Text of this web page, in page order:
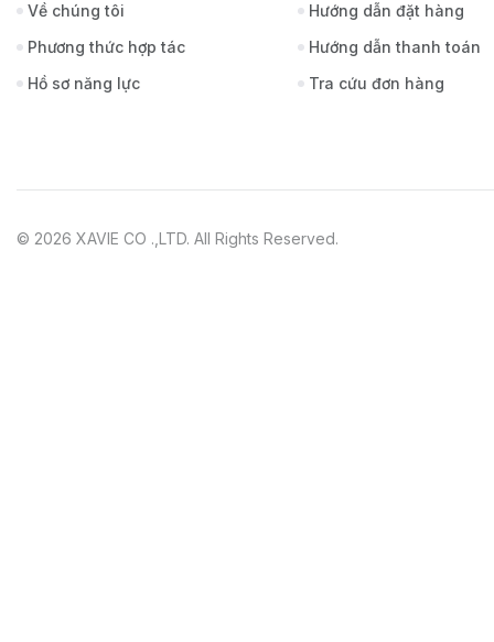
Về chúng tôi
Phương thức hợp tác
Hồ sơ năng lực
Hướng dẫn đặt hàng
Hướng dẫn thanh toán
Tra cứu đơn hàng
© 2026 XAVIE CO .,LTD. All Rights Reserved.